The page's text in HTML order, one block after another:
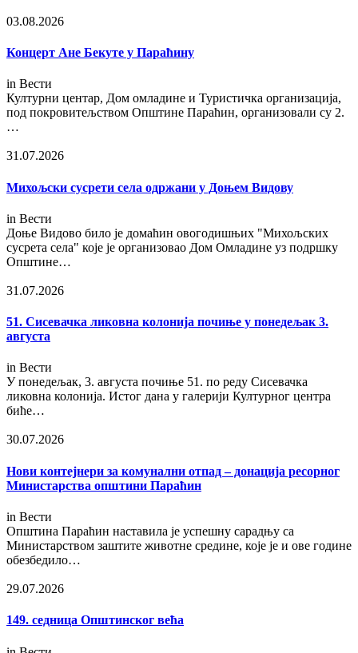
03.08.2026
Концерт Ане Бекуте у Параћину
in Вести
Културни центар, Дом омладине и Туристичка организација,
под покровитељством Општине Параћин, организовали су 2.
…
31.07.2026
Михољски сусрети села одржани у Доњем Видову
in Вести
Доње Видово било је домаћин овогодишњих "Михољских
сусрета села" које је организовао Дом Омладине уз подршку
Општине…
31.07.2026
51. Сисевачка ликовна колонија почиње у понедељак 3.
августа
in Вести
У понедељак, 3. августа почиње 51. по реду Сисевачка
ликовна колонија. Истог дана у галерији Културног центра
биће…
30.07.2026
Нови контејнери за комунални отпад – донација ресорног
Министарства општини Параћин
in Вести
Општина Параћин наставила је успешну сарадњу са
Министарством заштите животне средине, које је и ове године
обезбедило…
29.07.2026
149. седница Општинског већа